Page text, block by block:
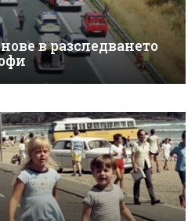
в разследването